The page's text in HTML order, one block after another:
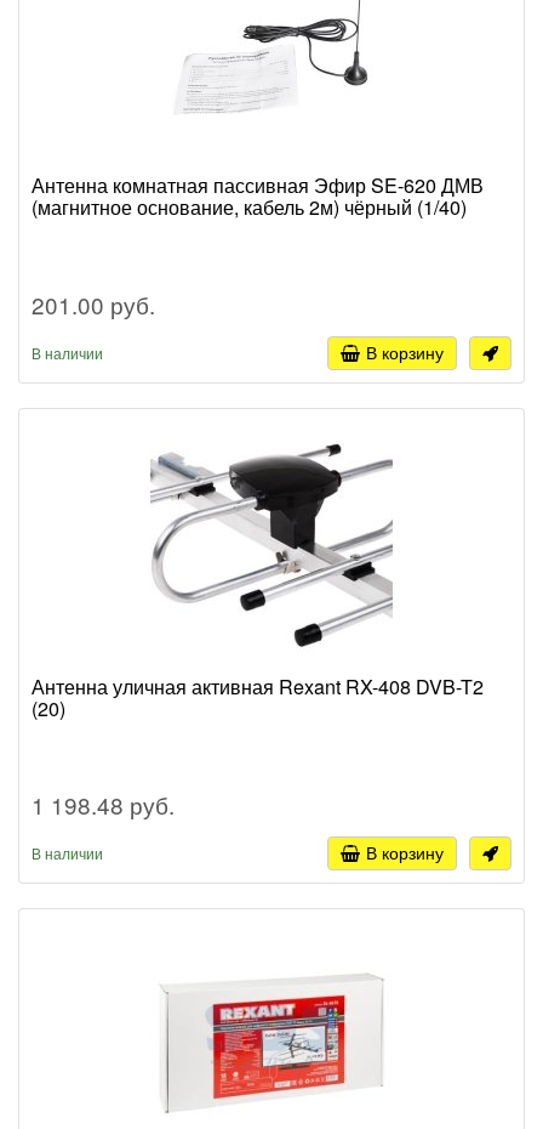
Антенна комнатная пассивная Эфир SE-620 ДМВ
(магнитное основание, кабель 2м) чёрный (1/40)
201.00 руб.
В наличии В корзину
Антенна уличная активная Rexant RX-408 DVB-T2
(20)
1 198.48 руб.
В наличии В корзину